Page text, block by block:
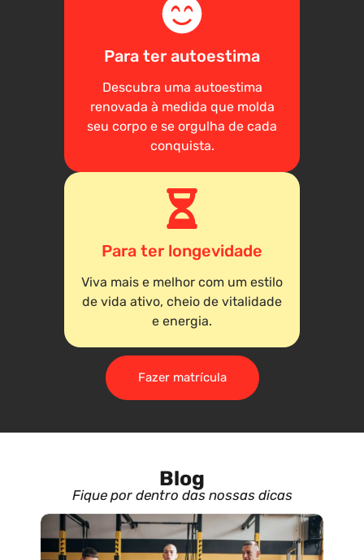
Para ter autoestima
Descubra uma autoestima
renovada à medida que molda
seu corpo e se orgulha de cada
conquista.
Para ter longevidade
Viva mais e melhor com um estilo
de vida ativo, cheio de vitalidade
e energia.
Fazer matrícula
Blog
Fique por dentro das nossas dicas